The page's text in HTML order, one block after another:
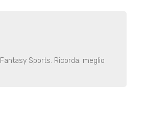
Sports. Ricorda: meglio